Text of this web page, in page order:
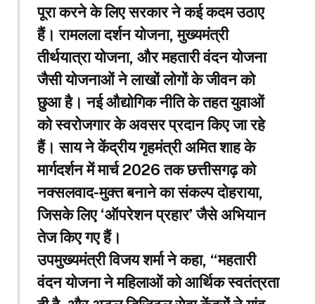
पूरा करने के लिए सरकार ने कई कदम उठाए
हैं। रामलला दर्शन योजना, मुख्यमंत्री
तीर्थयात्रा योजना, और महतारी वंदन योजना
जैसी योजनाओं ने लाखों लोगों के जीवन को
छुआ है। नई औद्योगिक नीति के तहत युवाओं
को स्वरोजगार के अवसर प्रदान किए जा रहे
हैं। साय ने केंद्रीय गृहमंत्री अमित शाह के
मार्गदर्शन में मार्च 2026 तक छत्तीसगढ़ को
नक्सलवाद-मुक्त बनाने का संकल्प दोहराया,
जिसके लिए ‘ऑपरेशन प्रहार’ जैसे अभियान
तेज किए गए हैं।
उपमुख्यमंत्री विजय शर्मा ने कहा, “महतारी
वंदन योजना ने महिलाओं को आर्थिक स्वतंत्रता